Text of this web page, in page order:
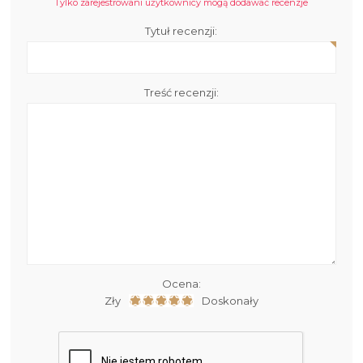
Tylko zarejestrowani użytkownicy mogą dodawać recenzje
Tytuł recenzji:
Treść recenzji:
Ocena:
Zły
Doskonały